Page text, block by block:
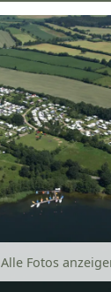
Alle Fotos